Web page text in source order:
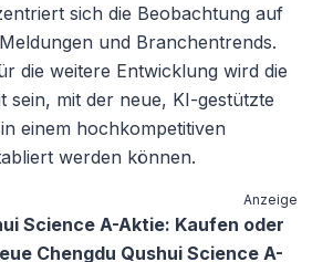
sich die Beobachtung auf
und Branchentrends.
die weitere Entwicklung wird die
sein, mit der neue, KI-gestützte
einem hochkompetitiven
werden können.
Anzeige
Science A-Aktie: Kaufen oder
Chengdu Qushui Science A-